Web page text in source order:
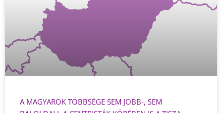
A MAGYAROK TÖBBSÉGE SEM JOBB-, SEM